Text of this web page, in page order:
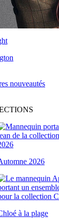
nouveautés
2026
à la plage